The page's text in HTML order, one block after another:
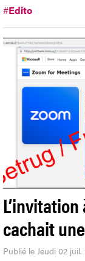
#Edito
cachait
Publié le Jeudi 02 juil.